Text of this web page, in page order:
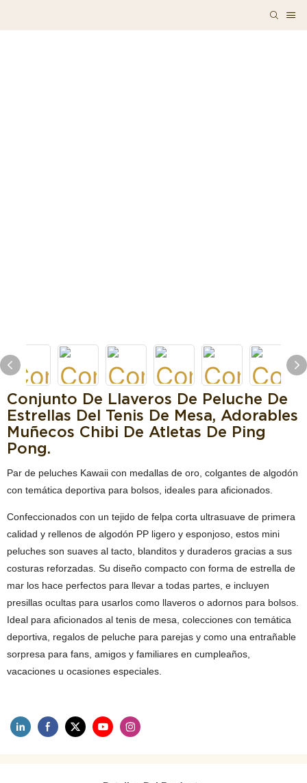
Conjunto De Llaveros De Peluche De
Estrellas Del Tenis De Mesa, Adorables
Muñecos Chibi De Atletas De Ping
Pong.
Par de peluches Kawaii con medallas de oro, colgantes de algodón
con temática deportiva para bolsos, ideales para aficionados.
Confeccionados con un tejido de felpa corta ultrasuave de primera
calidad y rellenos de algodón PP ligero y esponjoso, estos mini
peluches son suaves al tacto, blanditos y duraderos gracias a sus
costuras reforzadas. Su diseño compacto con forma de estrella de
mar los hace perfectos para llevar a todas partes, e incluyen
presillas ocultas para usarlos como llaveros o adornos para bolsos.
Ideal para aficionados al tenis de mesa, colecciones con temática
deportiva, regalos de peluche para parejas y como una entrañable
sorpresa para fans, amigos y familiares en cumpleaños,
vacaciones u ocasiones especiales.